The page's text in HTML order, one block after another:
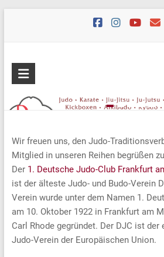
Wir freuen uns, den Judo-
Mitglied in unseren Reihen begrüßen
Der 1. Deutsche Judo-Club Frankfurt
ist der älteste Judo- und Budo-Verein
Verein wurde unter dem Namen 1.
am 10. Oktober 1922 in Frankfurt am
Carl Rhode gegründet. Der DJC ist
Judo-Verein der Europäischen Union.